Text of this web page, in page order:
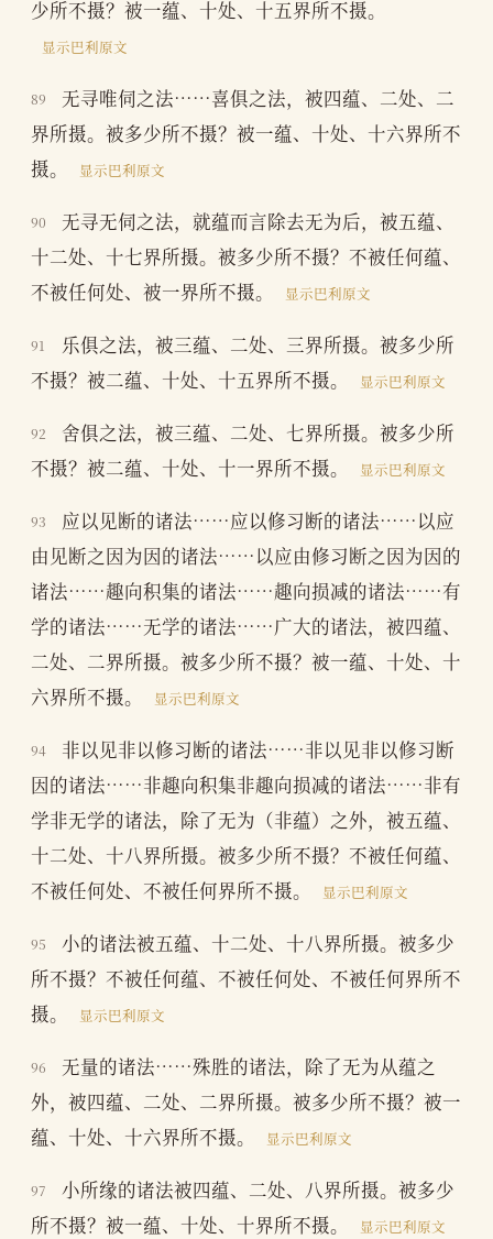
少所不摄？被一蕴、十处、十五界所不摄。
显示巴利原文
89
无寻唯伺之法……喜俱之法，被四蕴、二处、二
界所摄。被多少所不摄？被一蕴、十处、十六界所不
摄。
显示巴利原文
90
无寻无伺之法，就蕴而言除去无为后，被五蕴、
十二处、十七界所摄。被多少所不摄？不被任何蕴、
不被任何处、被一界所不摄。
显示巴利原文
91
乐俱之法，被三蕴、二处、三界所摄。被多少所
不摄？被二蕴、十处、十五界所不摄。
显示巴利原文
92
舍俱之法，被三蕴、二处、七界所摄。被多少所
不摄？被二蕴、十处、十一界所不摄。
显示巴利原文
93
应以见断的诸法……应以修习断的诸法……以应
由见断之因为因的诸法……以应由修习断之因为因的
诸法……趣向积集的诸法……趣向损减的诸法……有
学的诸法……无学的诸法……广大的诸法，被四蕴、
二处、二界所摄。被多少所不摄？被一蕴、十处、十
六界所不摄。
显示巴利原文
94
非以见非以修习断的诸法……非以见非以修习断
因的诸法……非趣向积集非趣向损减的诸法……非有
学非无学的诸法，除了无为（非蕴）之外，被五蕴、
十二处、十八界所摄。被多少所不摄？不被任何蕴、
不被任何处、不被任何界所不摄。
显示巴利原文
95
小的诸法被五蕴、十二处、十八界所摄。被多少
所不摄？不被任何蕴、不被任何处、不被任何界所不
摄。
显示巴利原文
96
无量的诸法……殊胜的诸法，除了无为从蕴之
外，被四蕴、二处、二界所摄。被多少所不摄？被一
蕴、十处、十六界所不摄。
显示巴利原文
97
小所缘的诸法被四蕴、二处、八界所摄。被多少
所不摄？被一蕴、十处、十界所不摄。
显示巴利原文